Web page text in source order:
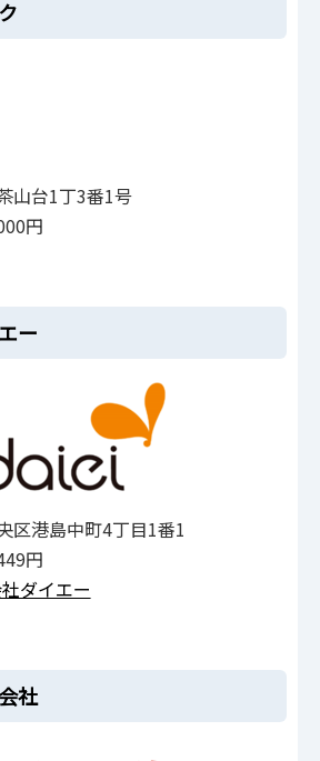
山台1丁3番1号
円
ー
区港島中町4丁目1番1
円
ダイエー
社